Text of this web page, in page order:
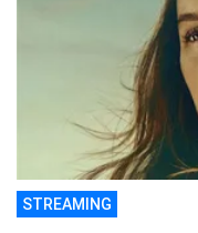
STREAMING